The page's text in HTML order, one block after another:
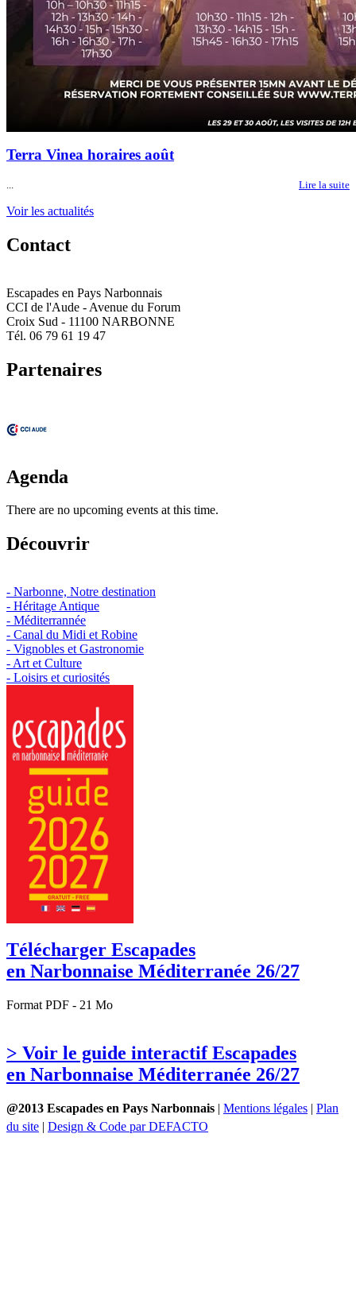
Terra Vinea horaires août
... Lire la suite
Voir les actualités
Contact
Escapades en Pays Narbonnais
CCI de l'Aude - Avenue du Forum
Croix Sud - 11100 NARBONNE
Tél. 06 79 61 19 47
Partenaires
Agenda
There are no upcoming events at this time.
Découvrir
- Narbonne, Notre destination
- Héritage Antique
- Méditerrannée
- Canal du Midi et Robine
- Vignobles et Gastronomie
- Art et Culture
- Loisirs et curiosités
Télécharger Escapades
en Narbonnaise Méditerranée 26/27
Format PDF - 21 Mo
> Voir le guide interactif Escapades
en Narbonnaise Méditerranée 26/27
@2013 Escapades en Pays Narbonnais | Mentions légales | Plan
du site | Design & Code par DEFACTO